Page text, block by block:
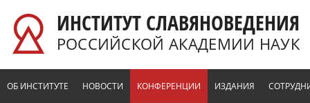
ИНСТИТУТ СЛАВЯНОВЕДЕНИЯ
РОССИЙСКОЙ АКАДЕМИИ НАУК
ОБ ИНСТИТУТЕ НОВОСТИ КОНФЕРЕНЦИИ ИЗДАНИЯ